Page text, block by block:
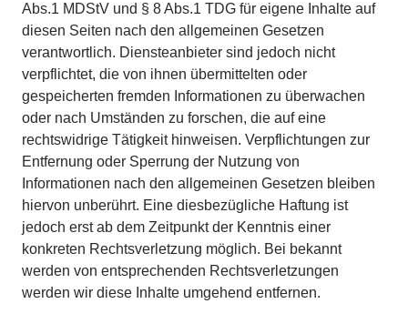
Abs.1 MDStV und § 8 Abs.1 TDG für eigene Inhalte auf
diesen Seiten nach den allgemeinen Gesetzen
verantwortlich. Diensteanbieter sind jedoch nicht
verpflichtet, die von ihnen übermittelten oder
gespeicherten fremden Informationen zu überwachen
oder nach Umständen zu forschen, die auf eine
rechtswidrige Tätigkeit hinweisen. Verpflichtungen zur
Entfernung oder Sperrung der Nutzung von
Informationen nach den allgemeinen Gesetzen bleiben
hiervon unberührt. Eine diesbezügliche Haftung ist
jedoch erst ab dem Zeitpunkt der Kenntnis einer
konkreten Rechtsverletzung möglich. Bei bekannt
werden von entsprechenden Rechtsverletzungen
werden wir diese Inhalte umgehend entfernen.